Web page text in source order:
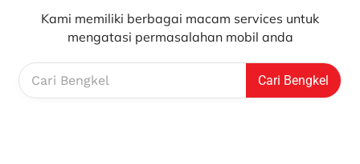
Kami memiliki berbagai macam services untuk
mengatasi permasalahan mobil anda
Cari Bengkel